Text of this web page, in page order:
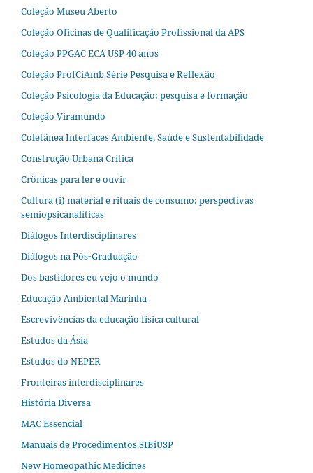
Coleção Museu Aberto
Coleção Oficinas de Qualificação Profissional da APS
Coleção PPGAC ECA USP 40 anos
Coleção ProfCiAmb Série Pesquisa e Reflexão
Coleção Psicologia da Educação: pesquisa e formação
Coleção Viramundo
Coletânea Interfaces Ambiente, Saúde e Sustentabilidade
Construção Urbana Crítica
Crônicas para ler e ouvir
Cultura (i) material e rituais de consumo: perspectivas
semiopsicanalíticas
Diálogos Interdisciplinares
Diálogos na Pós‐Graduação
Dos bastidores eu vejo o mundo
Educação Ambiental Marinha
Escrevivências da educação física cultural
Estudos da Ásia​
Estudos do NEPER
Fronteiras interdisciplinares
História Diversa
MAC Essencial
Manuais de Procedimentos SIBiUSP
New Homeopathic Medicines